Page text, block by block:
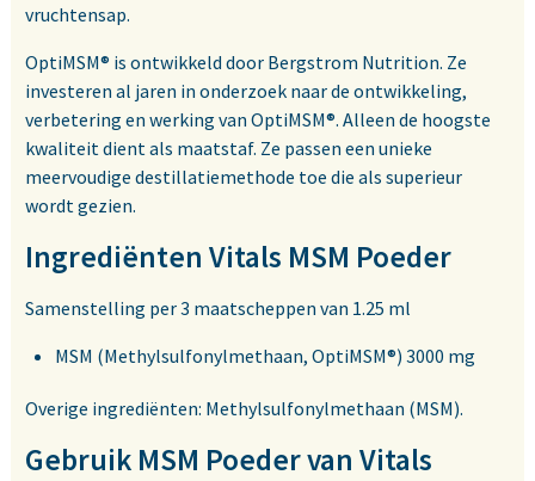
vruchtensap.
OptiMSM® is ontwikkeld door Bergstrom Nutrition. Ze
investeren al jaren in onderzoek naar de ontwikkeling,
verbetering en werking van OptiMSM®. Alleen de hoogste
kwaliteit dient als maatstaf. Ze passen een unieke
meervoudige destillatiemethode toe die als superieur
wordt gezien.
Ingrediënten Vitals MSM Poeder
Samenstelling per 3 maatscheppen van 1.25 ml
MSM (Methylsulfonylmethaan, OptiMSM®) 3000 mg
Overige ingrediënten: Methylsulfonylmethaan (MSM).
Gebruik MSM Poeder van Vitals